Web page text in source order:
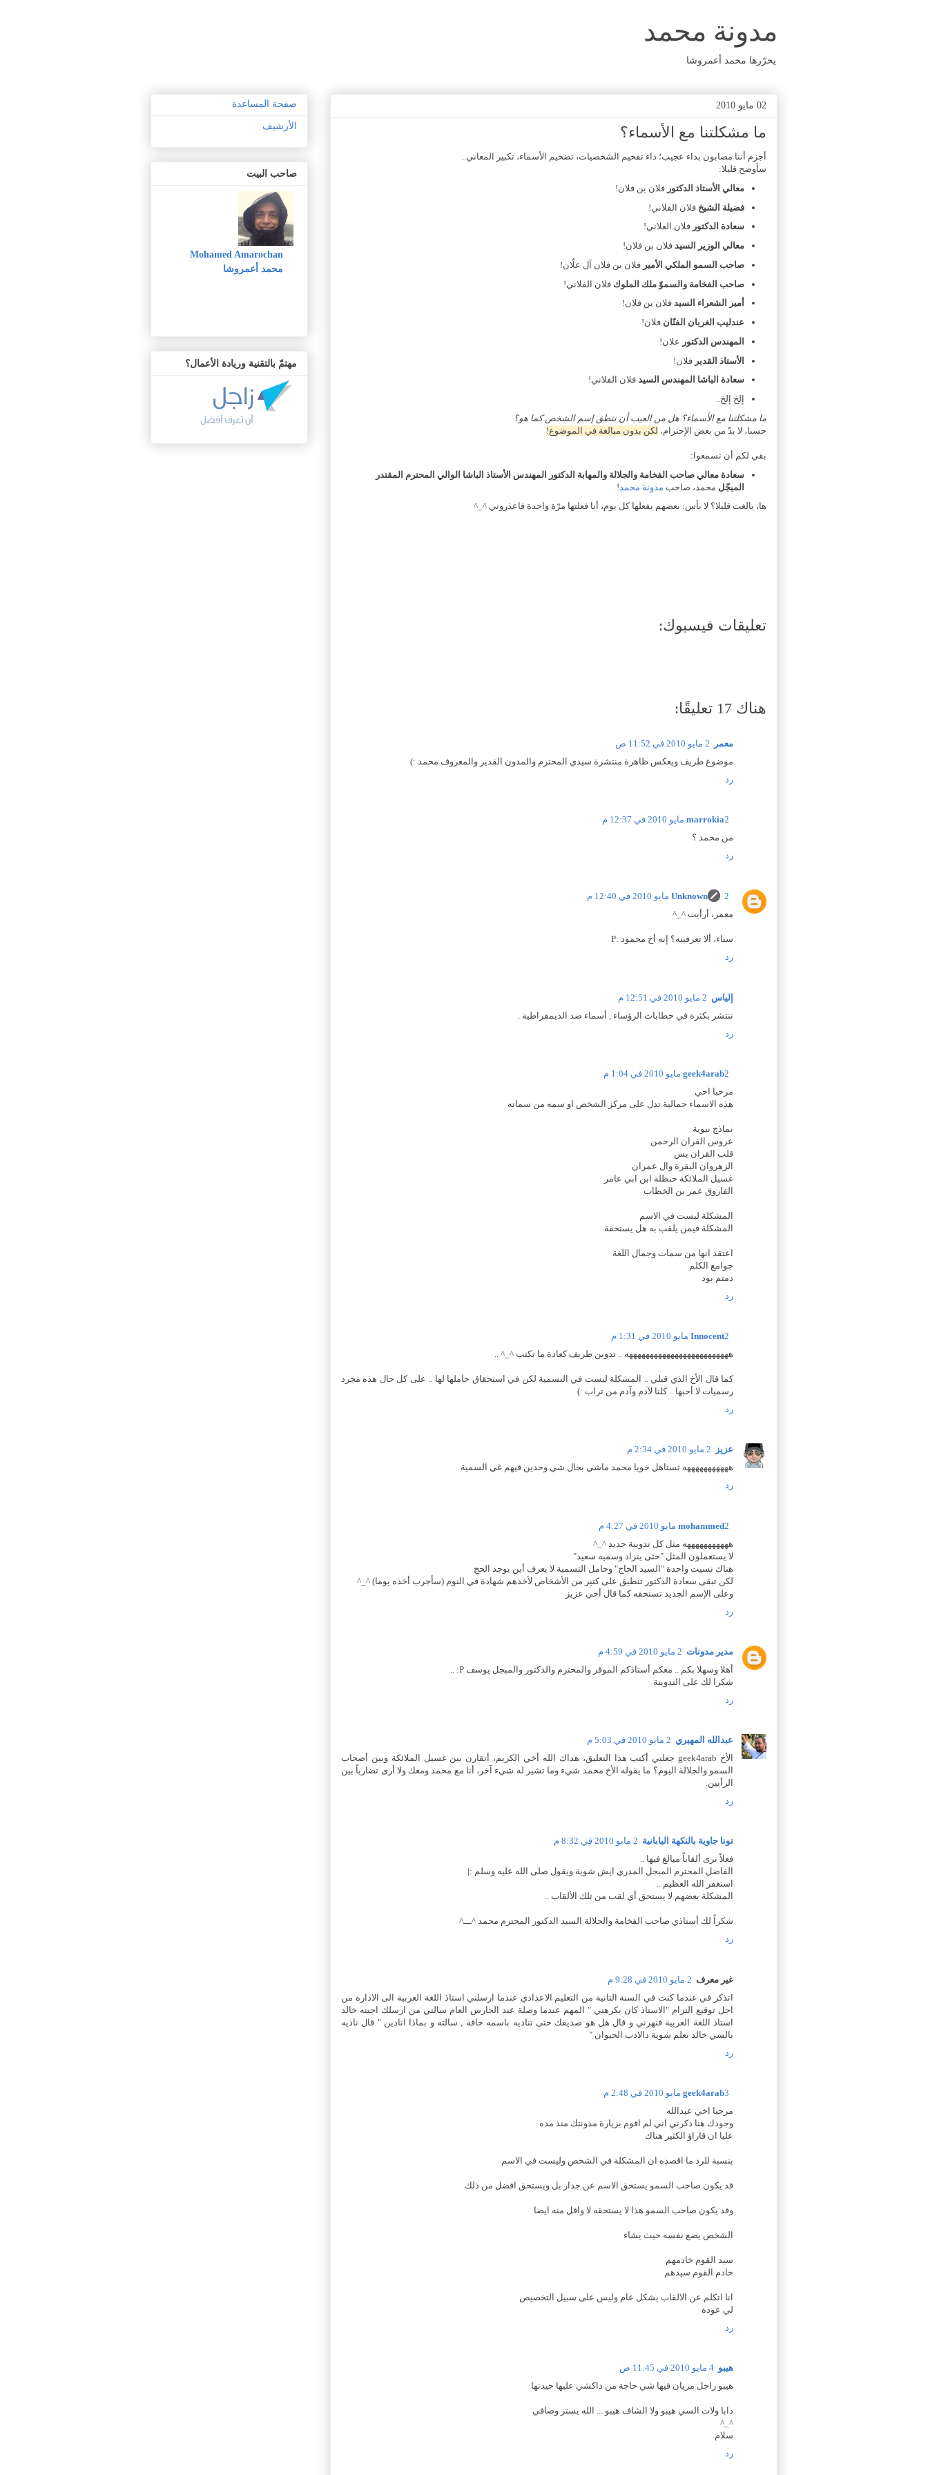
مدونة محمد
يحرّرها محمد أعمروشا
02 مايو 2010
ما مشكلتنا مع الأسماء؟
أجزم أننا مصابون بداء عجيب؛ داء تفخيم الشخصيات، تضخيم الأسماء، تكبير المعاني..
سأوضح قليلا:
معالي الأستاذ الدكتور فلان بن فلان!
فضيلة الشيخ فلان الفلاني!
سعادة الدكتور فلان العلاني!
معالي الوزير السيد فلان بن فلان!
صاحب السمو الملكي الأمير فلان بن فلان آل علّان!
صاحب الفخامة والسموّ ملك الملوك فلان الفلاني!
أمير الشعراء السيد فلان بن فلان!
عندليب الغربان الفنّان فلان!
المهندس الدكتور علان!
الأستاذ القدير فلان!
سعادة الباشا المهندس السيد فلان الفلاني!
إلخ إلخ..
ما مشكلتنا مع الأسماء؟ هل من العيب أن ننطق إسم الشخص كما هو؟
حسنا، لا بدّ من بعض الإحترام، لكن بدون مبالغة في الموضوع!
بقي لكم أن تسمعوا:
سعادة معالي صاحب الفخامة والجلالة والمهابة الدكتور المهندس الأستاذ الباشا الوالي المحترم المقتدر
المبجّل محمد، صاحب مدونة محمد !
ها، بالغت قليلا؟ لا بأس: بعضهم يفعلها كل يوم، أنا فعلتها مرّة واحدة فاعذروني ^_^
تعليقات فيسبوك:
هناك 17 تعليقًا:
معمر
2 مايو 2010 في 11:52 ص
موضوع طريف ويعكس ظاهرة منتشرة سيدي المحترم والمدون القدير والمعروف محمد :)
رد
marrokia2 مايو 2010 في 12:37 م
من محمد ؟
رد
Unknown
2 مايو 2010 في 12:40 م
معمر، أرأيت ^_^
سناء، ألا تعرفينه؟ إنه أخ محمود :P
رد
إلياس 2 مايو 2010 في 12:51 م
تنتشر بكثرة في خطابات الرؤساء , أسماء ضد الديمقراطية .
رد
geek4arab2 مايو 2010 في 1:04 م
مرحبا اخي
هذه الاسماء جمالية تدل على مركز الشخص او سمه من سماته
نماذج نبوية
عروس القران الرحمن
قلب القران يس
الزهروان البقرة وال عمران
غسيل الملائكة حنظلة ابن ابي عامر
الفاروق عمر بن الخطاب
المشكلة ليست في الاسم
المشكلة فيمن يلقب به هل يستحقة
اعتقد انها من سمات وجمال اللغة
جوامع الكلم
دمتم بود
رد
Innocent2 مايو 2010 في 1:31 م
هههههههههههههههههههههههههه .. تدوين طريف كعادة ما تكتب ^_^ ..
كما قال الأخ الذي قبلي .. المشكلة ليست في التسمية لكن في استحقاق حاملها لها .. على كل حال هذه مجرد
رسميات لا أحبها .. كلنا لآدم وآدم من تراب :)
رد
عزيز
2 مايو 2010 في 2:34 م
هههههههههههه تستاهل خويا محمد ماشي بحال شي وحدين فيهم غي السمية
رد
mohammed2 مايو 2010 في 4:27 م
هههههههههههه مثل كل تدوينة جديد ^_^
لا يستعملون المثل "حتى ينزاد وسميه سعيد"
هناك نسيت واحدة "السيد الحاج" وحامل التسمية لا يعرف أين يوجد الحج
لكن تبقى سعادة الدكتور تنطبق على كثير من الأشخاص لأخذهم شهادة في النوم (سأجرب أخذه يوما) ^_^
وعلى الإسم الجديد تستحقه كما قال أخي عزيز
رد
مدير مدونات 2 مايو 2010 في 4:59 م
أهلا وسهلا بكم .. معكم أستاذكم الموقر والمحترم والدكتور والمبجل يوسف P: ..
شكرا لك على التدوينة
رد
عبدالله المهيري 2 مايو 2010 في 5:03 م
الأخ geek4arab جعلني أكتب هذا التعليق، هداك الله أخي الكريم، أتقارن بين غسيل الملائكة وبين أصحاب
السمو والجلالة اليوم؟ ما يقوله الأخ محمد شيء وما تشير له شيء آخر، أنا مع محمد ومعك ولا أرى تضارباً بين
الرأيين.
رد
تونا جاوية بالنكهة اليابانية 2 مايو 2010 في 8:32 م
فعلاً نرى ألقاباً مبالغ فيها ..
الفاضل المحترم المبجل المدري ايش شوية ويقول صلى الله عليه وسلم :|
استغفر الله العظيم ..
المشكلة بعضهم لا يستحق أي لقب من تلك الألقاب ..
شكراً لك أستاذي صاحب الفخامة والجلالة السيد الدكتور المحترم محمد ^ـــ^
رد
غير معرف 2 مايو 2010 في 9:28 م
اتذكر في عندما كنت في السنة التانية من التعليم الاعدادي عندما ارسلني استاذ اللغة العربية الى الادارة من
اجل توقيع التزام "الاستاذ كان يكرهني " المهم عندما وصلة عند الحارس العام سالني من ارسلك اجبنه خالد
استاذ اللغة العربية فنهرني و قال هل هو صديقك حتى تناديه باسمه حافة , سالته و بماذا انادين " قال ناديه
بالسي خالد تعلم شوية دالادب الحيوان "
رد
geek4arab3 مايو 2010 في 2:48 م
مرحبا اخي عبدالله
وجودك هنا ذكرني اني لم اقوم بزيارة مدونتك منذ مده
عليا ان قاراؤ الكثير هناك
بنسبة للرد ما اقصده ان المشكلة في الشخص وليست في الاسم
قد يكون صاحب السمو يستحق الاسم عن جدار بل ويستحق افضل من ذلك
وقد يكون صاحب السمو هذا لا يستحقه لا واقل منه ايضا
الشخص يضع نفسه حيث يشاء
سيد القوم خادمهم
خادم القوم سيدهم
انا اتكلم عن الالقاب بشكل عام وليس على سبيل التخصيص
لي عودة
رد
هيبو 4 مايو 2010 في 11:45 ص
هيبو راجل مزيان فيها شي حاجة من داكشي عليها حيدتها
دابا ولات السي هيبو ولا الشاف هيبو ... الله يستر وصافي
^_^
سلام
رد
صفحة المساعدة
الأرشيف
صاحب البيت
Mohamed Amarochan
محمد أعمروشا
مهتمّ بالتقنية وريادة الأعمال؟